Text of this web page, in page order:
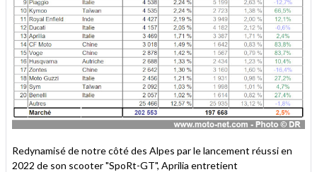
Redynamisé de notre côté des Alpes par le lancement réussi en
2022 de son scooter "SpoRt-GT", Aprilia entretient